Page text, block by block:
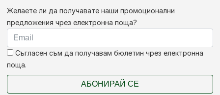
Желаете ли да получавате наши промоционални
предложения чрез електронна поща?
Съгласен съм да получавам бюлетин чрез електронна
поща.
АБОНИРАЙ СЕ